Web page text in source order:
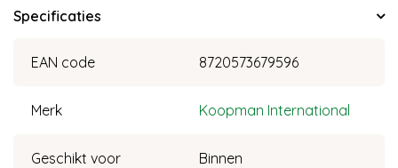
Specificaties
EAN code 8720573679596
Merk Koopman International
Geschikt voor Binnen